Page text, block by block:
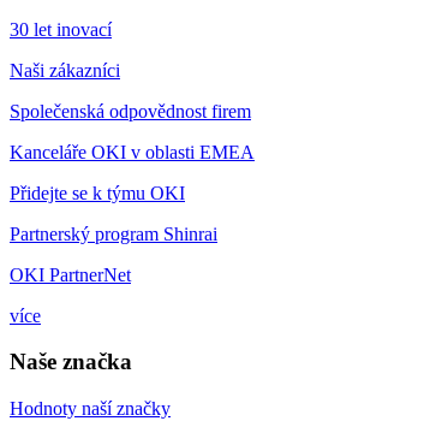
30 let inovací
Naši zákazníci
Společenská odpovědnost firem
Kanceláře OKI v oblasti EMEA
Přidejte se k týmu OKI
Partnerský program Shinrai
OKI PartnerNet
více
Naše značka
Hodnoty naší značky